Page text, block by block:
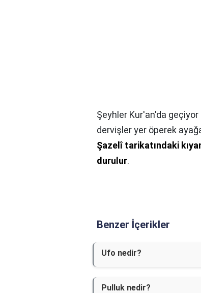
Şeyhler Kur'an'da geçiyor
dervişler yer öperek
Şazelî tarikatındaki
durulur.
Benzer İçerikler
Ufo nedir?
Pulluk nedir?